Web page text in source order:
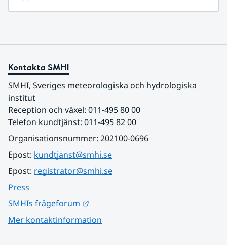
Kontakta SMHI
SMHI, Sveriges meteorologiska och hydrologiska
institut
Reception och växel: 011-495 80 00
Telefon kundtjänst: 011-495 82 00
Organisationsnummer: 202100-0696
Epost: kundtjanst@smhi.se
Epost: registrator@smhi.se
Press
SMHIs frågeforum
Mer kontaktinformation